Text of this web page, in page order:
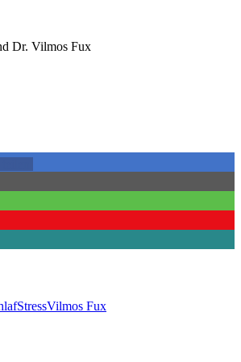
Dr. Vilmos Fux
StressVilmos Fux